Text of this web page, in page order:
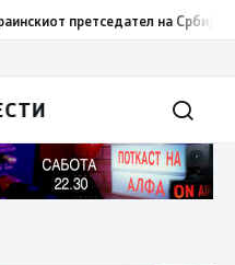
претседател на Србија: